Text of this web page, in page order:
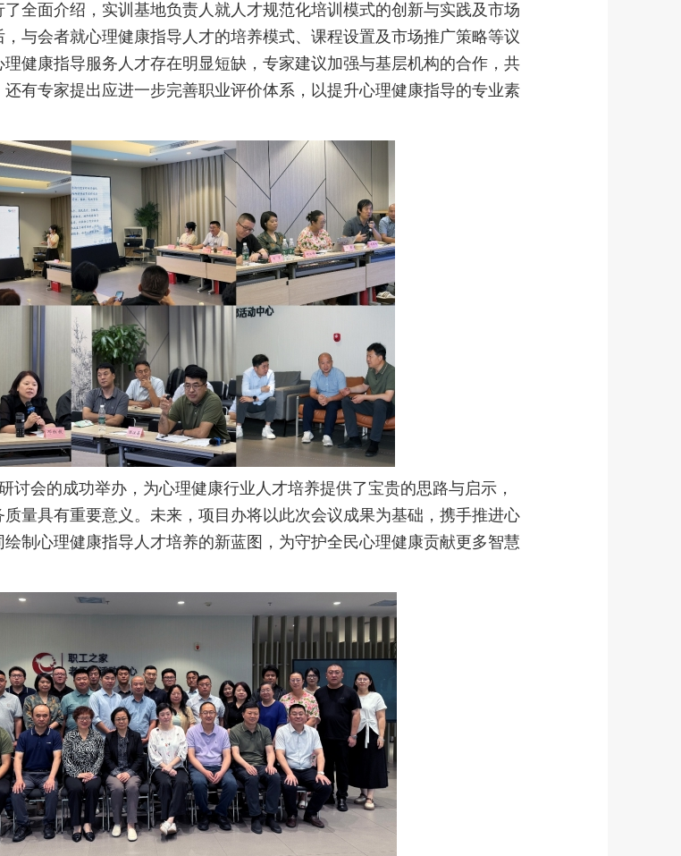
全面介绍，实训基地负责人就人才规范化培训模式的创新与实践及市场
与会者就心理健康指导人才的培养模式、课程设置及市场推广策略等议
健康指导服务人才存在明显短缺，专家建议加强与基层机构的合作，共
有专家提出应进一步完善职业评价体系，以提升心理健康指导的专业素
讨会的成功举办，为心理健康行业人才培养提供了宝贵的思路与启示，
量具有重要意义。未来，项目办将以此次会议成果为基础，携手推进心
制心理健康指导人才培养的新蓝图，为守护全民心理健康贡献更多智慧